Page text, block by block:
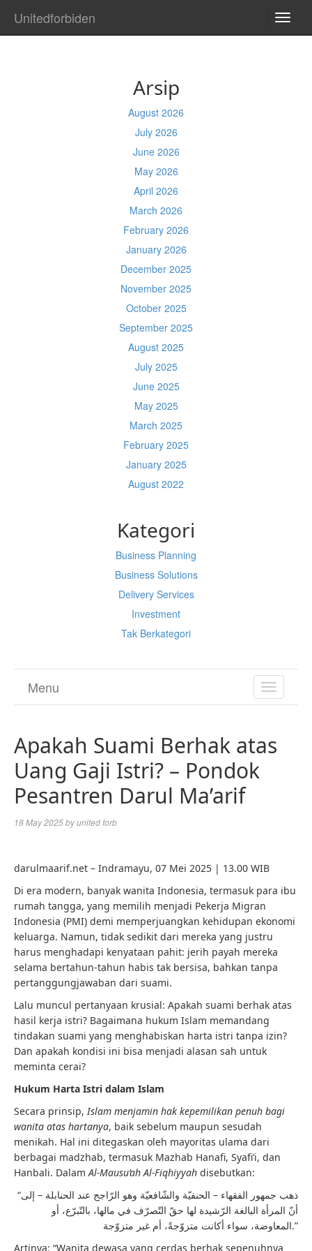
Unitedforbiden
Arsip
August 2026
July 2026
June 2026
May 2026
April 2026
March 2026
February 2026
January 2026
December 2025
November 2025
October 2025
September 2025
August 2025
July 2025
June 2025
May 2025
March 2025
February 2025
January 2025
August 2022
Kategori
Business Planning
Business Solutions
Delivery Services
Investment
Tak Berkategori
TOGGLE
Menu
Apakah Suami Berhak atas
Uang Gaji Istri? – Pondok
Pesantren Darul Ma’arif
18 May 2025byunited forb
darulmaarif.net – Indramayu, 07 Mei 2025 | 13.00 WIB
Di era modern, banyak wanita Indonesia, termasuk para ibu
rumah tangga, yang memilih menjadi Pekerja Migran
Indonesia (PMI) demi memperjuangkan kehidupan ekonomi
keluarga. Namun, tidak sedikit dari mereka yang justru
harus menghadapi kenyataan pahit: jerih payah mereka
selama bertahun-tahun habis tak bersisa, bahkan tanpa
pertanggungjawaban dari suami.
Lalu muncul pertanyaan krusial: Apakah suami berhak atas
hasil kerja istri? Bagaimana hukum Islam memandang
tindakan suami yang menghabiskan harta istri tanpa izin?
Dan apakah kondisi ini bisa menjadi alasan sah untuk
meminta cerai?
Hukum Harta Istri dalam Islam
Secara prinsip,Islam menjamin hak kepemilikan penuh bagi
wanita atas hartanya, baik sebelum maupun sesudah
menikah. Hal ini ditegaskan oleh mayoritas ulama dari
berbagai madzhab, termasuk Mazhab Hanafi, Syafi’i, dan
Hanbali. DalamAl-Mausu’ah Al-Fiqhiyyah disebutkan:
“ذهب جمهور الفقهاء – الحنفيّة والشّافعيّة وهو الرّاجح عند الحنابلة – إلى
أنّ المرأة البالغة الرّشيدة لها حقّ التّصرّف في مالها، بالتّبرّع، أو
المعاوضة، سواء أكانت متزوّجةً، أم غير متزوّجة.”
Artinya: “Wanita dewasa yang cerdas berhak sepenuhnya